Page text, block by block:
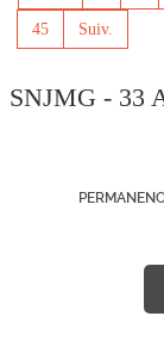
45 Suiv.
SNJMG - 33